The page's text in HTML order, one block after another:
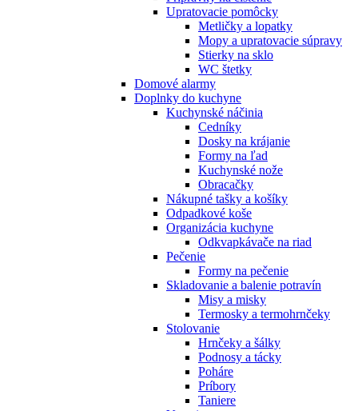
Upratovacie pomôcky
Metličky a lopatky
Mopy a upratovacie súpravy
Stierky na sklo
WC štetky
Domové alarmy
Doplnky do kuchyne
Kuchynské náčinia
Cedníky
Dosky na krájanie
Formy na ľad
Kuchynské nože
Obracačky
Nákupné tašky a košíky
Odpadkové koše
Organizácia kuchyne
Odkvapkávače na riad
Pečenie
Formy na pečenie
Skladovanie a balenie potravín
Misy a misky
Termosky a termohrnčeky
Stolovanie
Hrnčeky a šálky
Podnosy a tácky
Poháre
Príbory
Taniere